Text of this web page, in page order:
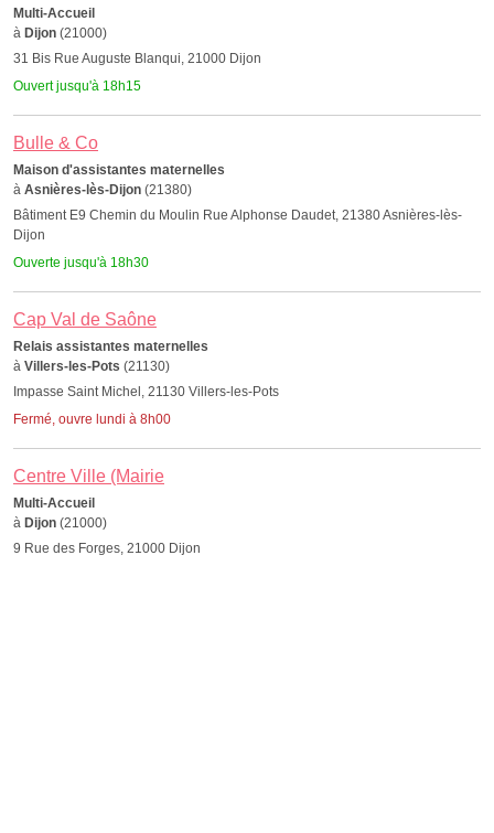
Multi-Accueil
à Dijon (21000)
31 Bis Rue Auguste Blanqui, 21000 Dijon
Ouvert jusqu'à 18h15
Bulle & Co
Maison d'assistantes maternelles
à Asnières-lès-Dijon (21380)
Bâtiment E9 Chemin du Moulin Rue Alphonse Daudet, 21380 Asnières-lès-
Dijon
Ouverte jusqu'à 18h30
Cap Val de Saône
Relais assistantes maternelles
à Villers-les-Pots (21130)
Impasse Saint Michel, 21130 Villers-les-Pots
Fermé, ouvre lundi à 8h00
Centre Ville (Mairie
Multi-Accueil
à Dijon (21000)
9 Rue des Forges, 21000 Dijon